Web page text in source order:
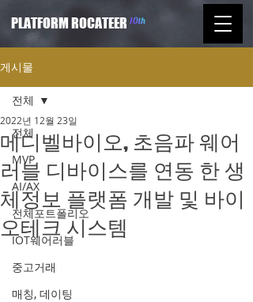
PLATFORM ROCATEER
게시물
전체
MVP
AI/AX
전체포트폴리오
IOT웨어러블
중고거래
매칭, 데이팅
전체
메디벨바이오, 초음파 웨어
러블 디바이스를 연동 한 생
체정보 플랫폼 개발 및 바이
오테크 시스템
2022년 12월 23일